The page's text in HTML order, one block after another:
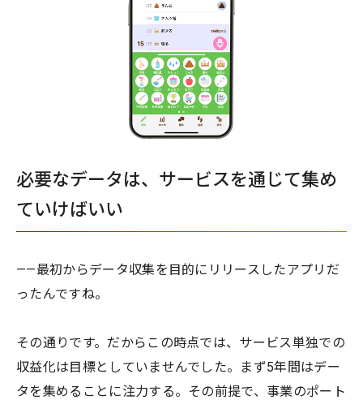
必要なデータは、サービスを通じて集め
ていけばいい
——最初からデータ収集を目的にリリースしたアプリだ
ったんですね。
その通りです。だからこの時点では、サービス単独での
収益化は目標としていませんでした。まず5年間はデー
タを集めることに注力する。その前提で、事業のポート